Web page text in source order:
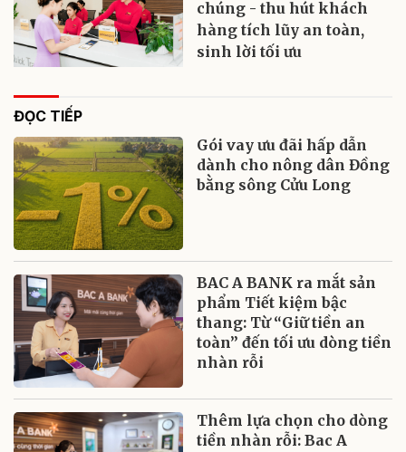
chúng - thu hút khách
hàng tích lũy an toàn,
sinh lời tối ưu
ĐỌC TIẾP
Gói vay ưu đãi hấp dẫn
dành cho nông dân Đồng
bằng sông Cửu Long
BAC A BANK ra mắt sản
phẩm Tiết kiệm bậc
thang: Từ “Giữ tiền an
toàn” đến tối ưu dòng tiền
nhàn rỗi
Thêm lựa chọn cho dòng
tiền nhàn rỗi: Bac A